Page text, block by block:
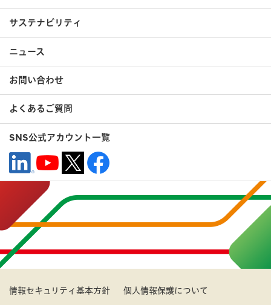
サステナビリティ
ニュース
お問い合わせ
よくあるご質問
SNS公式アカウント一覧
情報セキュリティ基本方針 個人情報保護について